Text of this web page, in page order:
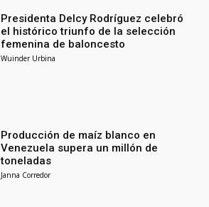
Presidenta Delcy Rodríguez celebró
el histórico triunfo de la selección
femenina de baloncesto
Wuinder Urbina
Producción de maíz blanco en
Venezuela supera un millón de
toneladas
Janna Corredor